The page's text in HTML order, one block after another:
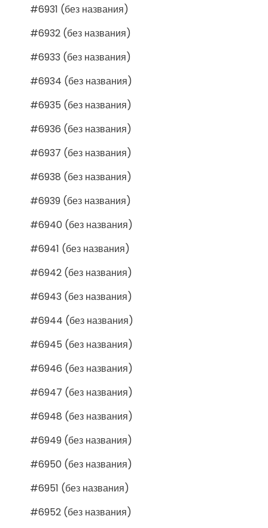
#6931 (без названия)
#6932 (без названия)
#6933 (без названия)
#6934 (без названия)
#6935 (без названия)
#6936 (без названия)
#6937 (без названия)
#6938 (без названия)
#6939 (без названия)
#6940 (без названия)
#6941 (без названия)
#6942 (без названия)
#6943 (без названия)
#6944 (без названия)
#6945 (без названия)
#6946 (без названия)
#6947 (без названия)
#6948 (без названия)
#6949 (без названия)
#6950 (без названия)
#6951 (без названия)
#6952 (без названия)